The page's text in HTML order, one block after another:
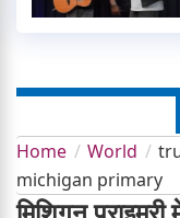
Home World
michigan primary